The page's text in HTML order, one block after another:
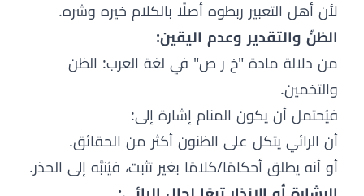
لأن أهل التعبير ربطوه أصلًا بالكلام خيره وشره.
الظنّ والتقدير وعدم اليقين:
من دلالة مادة "خ ر ص" في لغة العرب: الظن
والتخمين.
فيُحتمل أن يكون المنام إشارة إلى:
أن الرائي يتكل على الظنون أكثر من الحقائق.
أو أنه يطلق أحكامًا/كلامًا بغير تثبت، فيُنبَّه إلى الحذر.